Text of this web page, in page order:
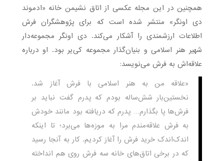
همچنین در این مجله عکسی از اتاق نشیمن خانه «ادموند
دی اونگر» منتشر شده است که برای پژوهشگران فرش
اطلاعات ارزشمندی را آشکار می‌کند. دی اونگر مجموعه‌دار
شهیر هنر اسلامی و بنیان‌گذار مجموعه کی‌یر بود. او درباره
علاقه‌اش به فرش می‌نویسد:
«علاقه من به هنر اسلامی با فرش آغاز شد.
نخستین‌بار شش‌ساله بودم که پدرم گفت نباید بر
فرش‌ها پا بگذارم… پدرم که دریافته بود مانند خودش
به فرش علاقه‌مندم مرا به موزه‌ها می‌برد؛ تا اینکه
اندک‌اندک خرید فرش را آغاز کردیم. کار به آنجا رسید
که در برخی اتاق‌های خانه سه فرش روی هم انداخته